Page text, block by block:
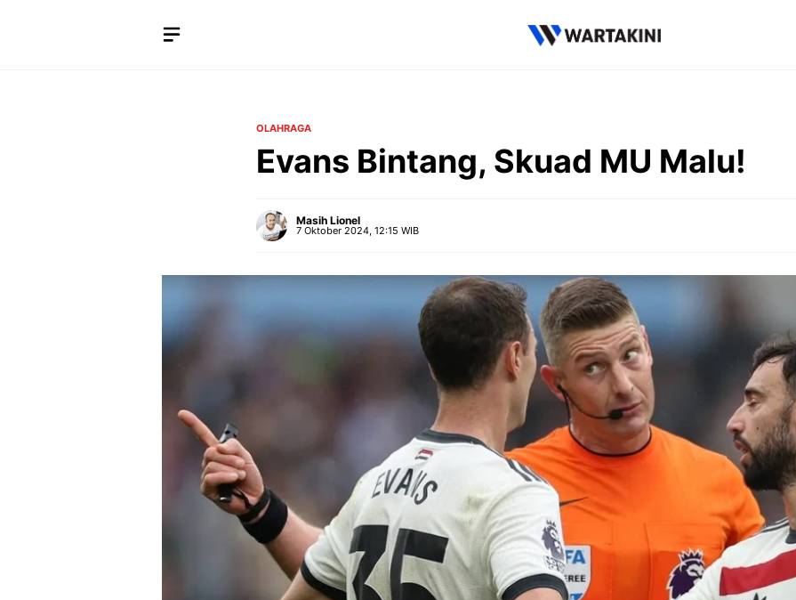
OLAHRAGA
Evans Bintang, Skuad MU Malu!
Masih Lionel
7 Oktober 2024, 12:15 WIB